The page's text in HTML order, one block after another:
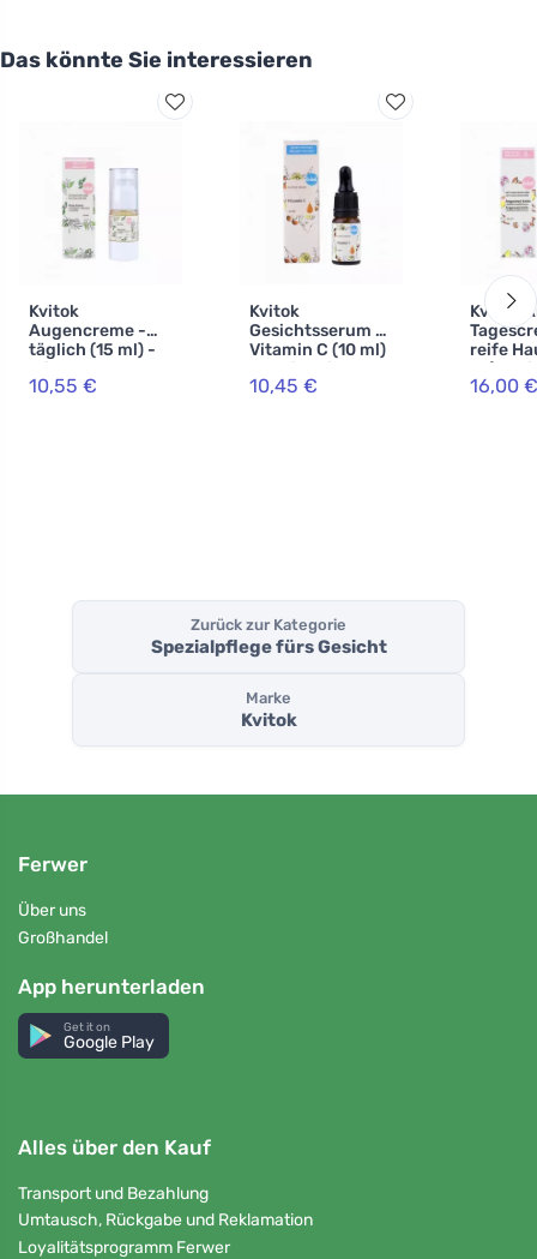
Das könnte Sie interessieren
Kvitok
Augencreme -
täglich (15 ml) -
mit Extrakten
aus
10,55 €
Kvitok
Gesichtsserum -
Vitamin C (10 ml)
- Anti-Aging-
Effekt
10,45 €
Kvitok
reife
ml) -
16,00 €
Zurück zur Kategorie
Spezialpflege fürs Gesicht
Marke
Kvitok
Ferwer
Über uns
Großhandel
App herunterladen
Get it on
Google Play
Alles über den Kauf
Transport und Bezahlung
Umtausch, Rückgabe und Reklamation
Loyalitätsprogramm Ferwer